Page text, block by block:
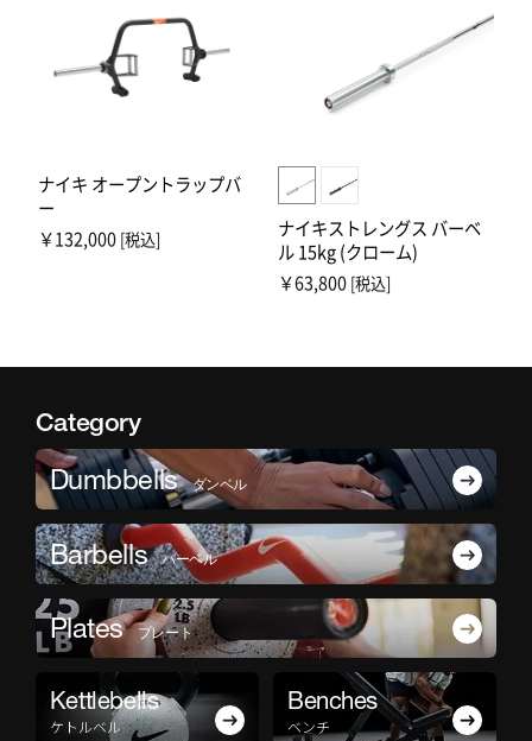
ナイキ オープントラップバ
ー
￥132,000 [税込]
ナイキストレングス バーベ
ル 15kg (クローム)
￥63,800 [税込]
Category
Dumbbells ダンベル
Barbells バーベル
Plates プレート
Kettlebells
ケトルベル
Benches
ベンチ